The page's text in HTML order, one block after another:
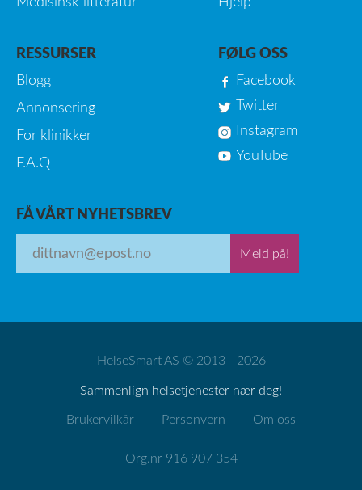
RESSURSER
Blogg
Annonsering
For klinikker
F.A.Q
FØLG OSS
Facebook
Twitter
Instagram
YouTube
FÅ VÅRT NYHETSBREV
Meld på!
HelseSmart AS © 2013 - 2026
Sammenlign helsetjenester nær deg!
Brukervilkår Personvern Om oss
Org.nr 916 907 354